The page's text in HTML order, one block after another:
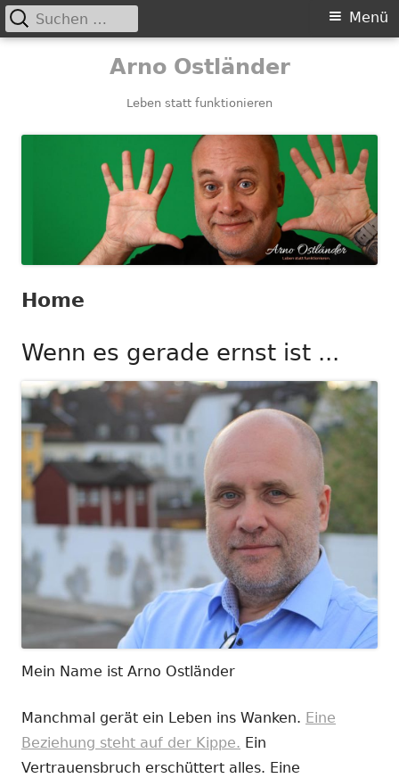
Arno Ostländer
Leben statt funktionieren
Primäres
Menü
Suchen
nach:
Home
Wenn es gerade ernst ist ...
Mein Name ist Arno Ostländer
Manchmal gerät ein Leben ins Wanken. Eine
Beziehung steht auf der Kippe. Ein
Vertrauensbruch erschüttert alles. Eine